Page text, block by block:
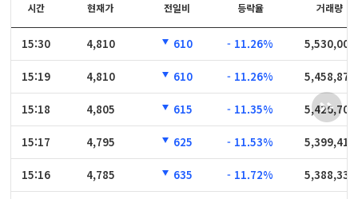
시간
15:30
15:19
15:18
15:17
15:16
시간 현재가 전일비 등락율 거래량
15:30 4,810 610 - 11.26% 5,530,003
15:19 4,810 610 - 11.26% 5,458,875
15:18 4,805 615 - 11.35% 5,426,706
15:17 4,795 625 - 11.53% 5,399,415
15:16 4,785 635 - 11.72% 5,388,335